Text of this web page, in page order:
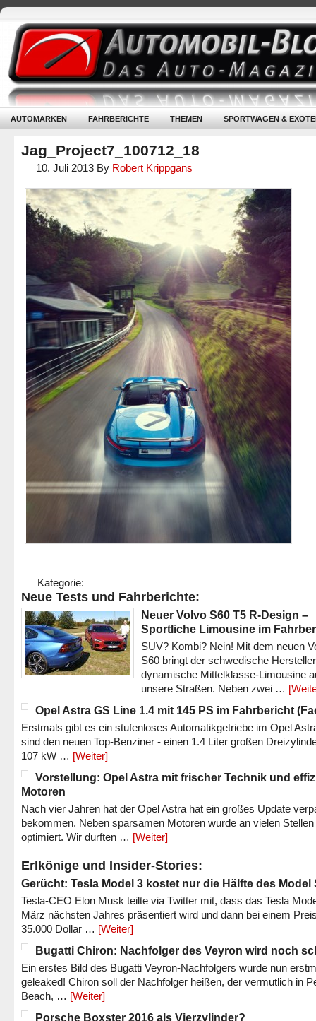
AUTOMARKEN FAHRBERICHTE THEMEN SPORTWAGEN &
Jag_Project7_100712_18
10. Juli 2013 By Robert Krippgans
Kategorie:
Neue Tests und Fahrberichte:
Neuer Volvo S60 T5 R-Design –
Sportliche Limousine im
SUV? Kombi? Nein! Mit dem neuen
S60 bringt der schwedische
dynamische Mittelklasse-Limousine
unsere Straßen. Neben zwei …
Opel Astra GS Line 1.4 mit 145 PS im Fahrbericht
Erstmals gibt es ein stufenloses Automatikgetriebe im Opel
sind den neuen Top-Benziner - einen 1.4 Liter großen
107 kW … [Weiter]
Vorstellung: Opel Astra mit frischer Technik und
Motoren
Nach vier Jahren hat der Opel Astra hat ein großes Update
bekommen. Neben sparsamen Motoren wurde an vielen Stellen
optimiert. Wir durften … [Weiter]
Erlkönige und Insider-Stories:
Gerücht: Tesla Model 3 kostet nur die Hälfte des Model
Tesla-CEO Elon Musk teilte via Twitter mit, dass das Tesla
März nächsten Jahres präsentiert wird und dann bei einem
35.000 Dollar … [Weiter]
Bugatti Chiron: Nachfolger des Veyron wird noch
Ein erstes Bild des Bugatti Veyron-Nachfolgers wurde nun
geleaked! Chiron soll der Nachfolger heißen, der vermutlich in
Beach, … [Weiter]
Porsche Boxster 2016 als Vierzylinder?